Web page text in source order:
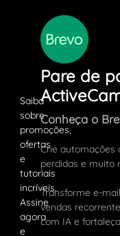
Pare de
Conheça o
Crie automações
perdidas e muito
Transforme e-
vendas
com IA e